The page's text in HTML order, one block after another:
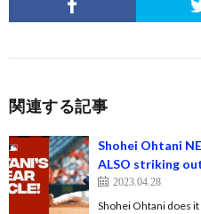
関連する記事
Shohei Ohtani
ALSO striking
2023.04.28
Shohei Ohtani does